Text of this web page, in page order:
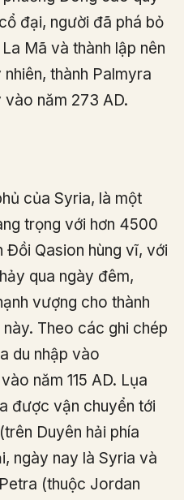
đại, người đã phá bỏ
Mã và thành lập nên
thành Palmyra
năm 273 AD.
của Syria, là một
trọng với hơn 4500
Đồi Qasion hùng vĩ, với
qua ngày đêm,
vượng cho thành
Theo các ghi chép
du nhập vào
năm 115 AD. Lụa
được vận chuyển tới
Duyên hải phía
ngày nay là Syria và
(thuộc Jordan